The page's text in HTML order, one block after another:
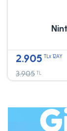
2.905 TLx 12AY
3.905 TL